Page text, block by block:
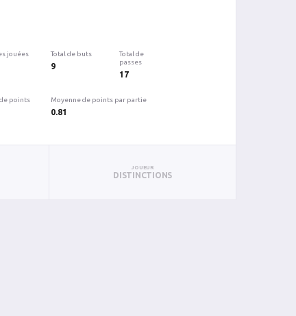
jouées Total de buts
9
Total de
passes
17
points Moyenne de points par partie
0.81
JOUEUR
DISTINCTIONS